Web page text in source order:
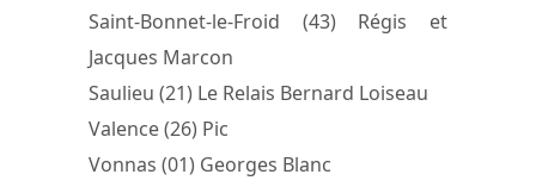
Saint-Bonnet-le-Froid (43) Régis et
Jacques Marcon
Saulieu (21) Le Relais Bernard Loiseau
Valence (26) Pic
Vonnas (01) Georges Blanc